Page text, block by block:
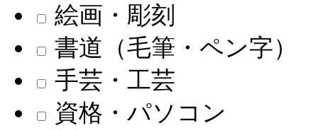
絵画・彫刻
書道（毛筆・ペン字）
手芸・工芸
資格・パソコン